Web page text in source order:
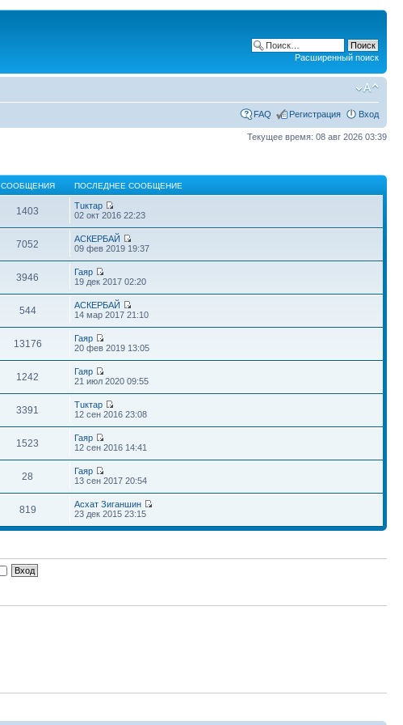
Расширенный поиск
FAQ Регистрация Вход
Текущее время: 08 авг 2026 03:39
СООБЩЕНИЯ ПОСЛЕДНЕЕ СООБЩЕНИЕ
1403
Тuктар
02 окт 2016 22:23
7052
АСКЕРБАЙ
09 фев 2019 19:37
3946
Гаяр
19 дек 2017 02:20
544
АСКЕРБАЙ
14 мар 2017 21:10
13176
Гаяр
20 фев 2019 13:05
1242
Гаяр
21 июл 2020 09:55
3391
Тuктар
12 сен 2016 23:08
1523
Гаяр
12 сен 2016 14:41
28
Гаяр
13 сен 2017 20:54
819
Асхат Зиганшин
23 дек 2015 23:15